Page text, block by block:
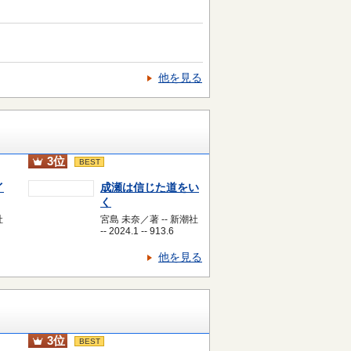
他を見る
3位 BEST
成瀬は信じた道をい
く
宮島 未奈／著 -- 新潮社
-- 2024.1 -- 913.6
他を見る
3位 BEST